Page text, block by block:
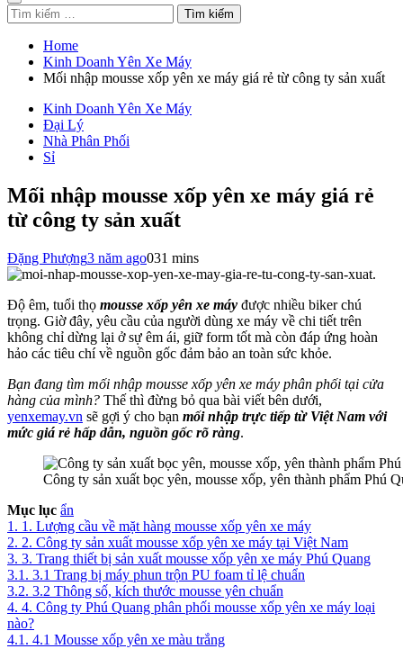
Tìm
kiếm
cho:
Home
Kinh Doanh Yên Xe Máy
Mối nhập mousse xốp yên xe máy giá rẻ từ công ty sản xuất
Kinh Doanh Yên Xe Máy
Đại Lý
Nhà Phân Phối
Sỉ
Mối nhập mousse xốp yên xe máy giá rẻ
từ công ty sản xuất
Đặng Phượng3 năm ago031 mins
Độ êm, tuổi thọ mousse xốp yên xe máy được nhiều biker chú
trọng. Giờ đây, yêu cầu của người dùng xe máy về chi tiết trên
không chỉ dừng lại ở sự êm ái, giữ form tốt mà còn đáp ứng hoàn
hảo các tiêu chí về nguồn gốc đảm bảo an toàn sức khỏe.
Bạn đang tìm mối nhập mousse xốp yên xe máy phân phối tại cửa
hàng của mình? Thế thì đừng bỏ qua bài viết bên dưới,
yenxemay.vn sẽ gợi ý cho bạn mối nhập trực tiếp từ Việt Nam với
mức giá rẻ hấp dẫn, nguồn gốc rõ ràng.
Công ty sản xuất bọc yên, mousse xốp, yên thành phẩm Phú
Mục lục ẩn
1. 1. Lượng cầu về mặt hàng mousse xốp yên xe máy
2. 2. Công ty sản xuất mousse xốp yên xe máy tại Việt Nam
3. 3. Trang thiết bị sản xuất mousse xốp yên xe máy Phú Quang
3.1. 3.1 Trang bị máy phun trộn PU foam tỉ lệ chuẩn
3.2. 3.2 Thông số, kích thước mousse yên chuẩn
4. 4. Công ty Phú Quang phân phối mousse xốp yên xe máy loại
nào?
4.1. 4.1 Mousse xốp yên xe màu trắng